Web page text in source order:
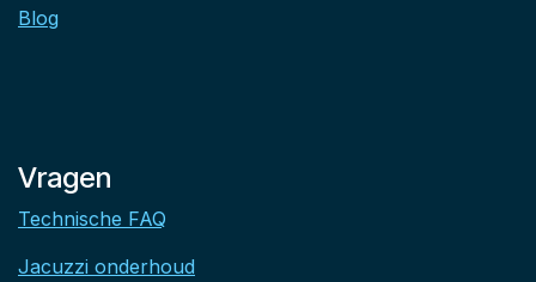
Blog
Vragen
Technische FAQ
Jacuzzi onderhoud